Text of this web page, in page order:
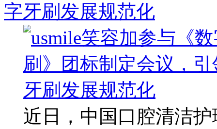
字牙刷发展规范化
近日，中国口腔清洁